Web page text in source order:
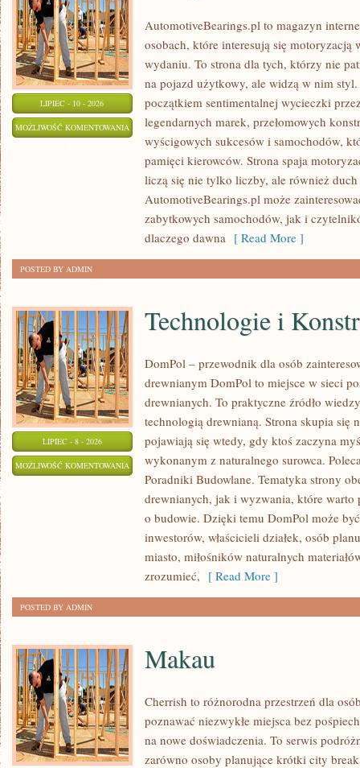
LIPIEC - 10 - 2026
MOŻLIWOŚĆ KOMENTOWANIA KLASYKI
WSZECH
CZASÓW
AutomotiveBearings.pl to magazyn
osobach, które interesują się
wydaniu. To strona dla tych, którzy nie
na pojazd użytkowy, ale widzą w nim
początkiem sentimentalnej wycieczki
legendarnych marek, przełomowych
wyścigowych sukcesów i samochodów,
pamięci kierowców. Strona spaja
liczą się nie tylko liczby, ale również duch
AutomotiveBearings.pl może
zabytkowych samochodów, jak i
dlaczego dawna [ Read More ]
POSTED BY ADMIN
LIPIEC - 8 - 2026
MOŻLIWOŚĆ KOMENTOWANIA TECHNOLOGIE
KONSTRUKCJE
Technologie i
DomPol – przewodnik dla osób
drewnianym DomPol to miejsce w sieci
drewnianych. To praktyczne źródło
technologią drewnianą. Strona skupia się
pojawiają się wtedy, gdy ktoś zaczyna
wykonanym z naturalnego surowca.
Poradniki Budowlane. Tematyka strony
drewnianych, jak i wyzwania, które warto
o budowie. Dzięki temu DomPol może
inwestorów, właścicieli działek, osób
miasto, miłośników naturalnych
zrozumieć, [ Read More ]
POSTED BY ADMIN
Makau
Cherrish to różnorodna przestrzeń dla
poznawać niezwykłe miejsca bez
na nowe doświadczenia. To serwis
zarówno osoby planujące krótki city